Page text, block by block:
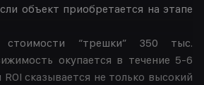
объект приобретается на этапе
“трешки” 350 тыс.
окупается в течение 5-6
сказывается не только высокий